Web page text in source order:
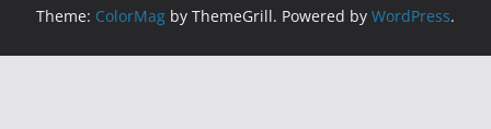
Theme: ColorMag by ThemeGrill. Powered by WordPress.